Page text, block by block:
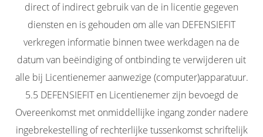
direct of indirect gebruik van de in licentie gegeven
diensten en is gehouden om alle van DEFENSIEFIT
verkregen informatie binnen twee werkdagen na de
datum van beëindiging of ontbinding te verwijderen uit
alle bij Licentienemer aanwezige (computer)apparatuur.
5.5 DEFENSIEFIT en Licentienemer zijn bevoegd de
Overeenkomst met onmiddellijke ingang zonder nadere
ingebrekestelling of rechterlijke tussenkomst schriftelijk